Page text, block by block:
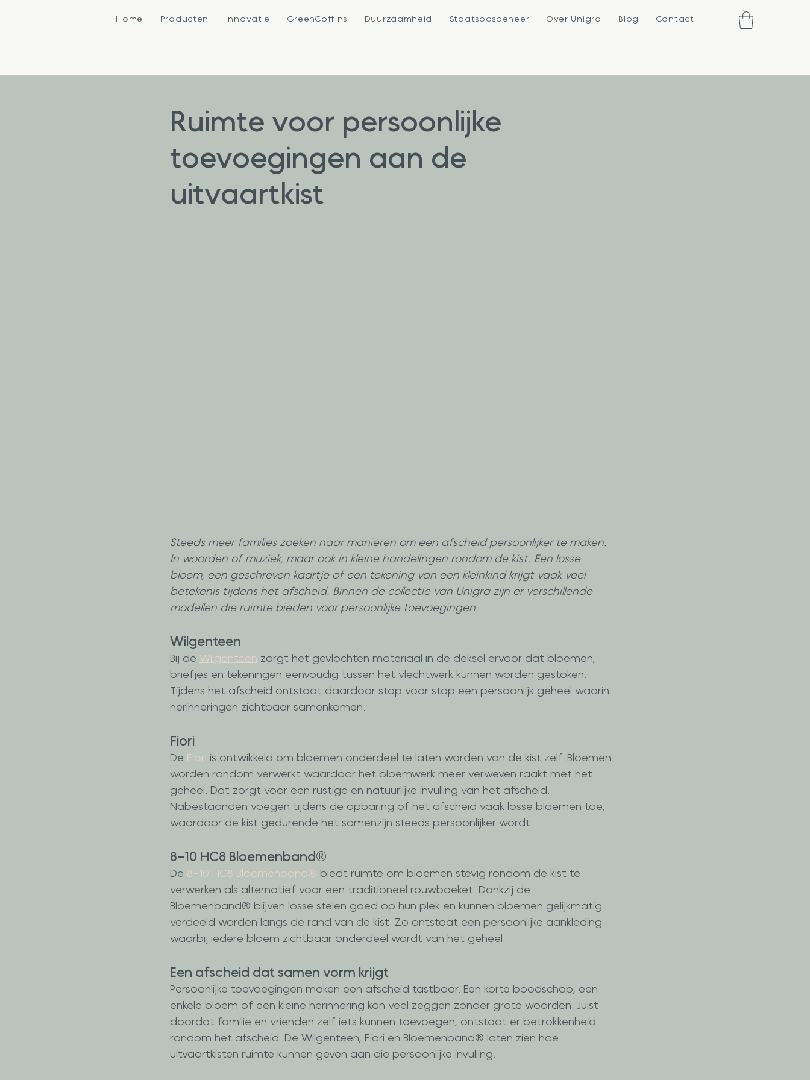
Home Producten Innovatie GreenCoffins Duurzaamheid Staatsbosbeheer Over Unigra Blog Contact
Ruimte voor persoonlijke
toevoegingen aan de
uitvaartkist
Steeds meer families zoeken naar manieren om een afscheid persoonlijker te maken.
In woorden of muziek, maar ook in kleine handelingen rondom de kist. Een losse
bloem, een geschreven kaartje of een tekening van een kleinkind krijgt vaak veel
betekenis tijdens het afscheid. Binnen de collectie van Unigra zijn er verschillende
modellen die ruimte bieden voor persoonlijke toevoegingen.
Wilgenteen
Bij de Wilgenteen zorgt het gevlochten materiaal in de deksel ervoor dat bloemen,
briefjes en tekeningen eenvoudig tussen het vlechtwerk kunnen worden gestoken.
Tijdens het afscheid ontstaat daardoor stap voor stap een persoonlijk geheel waarin
herinneringen zichtbaar samenkomen.
Fiori
De Fiori is ontwikkeld om bloemen onderdeel te laten worden van de kist zelf. Bloemen
worden rondom verwerkt waardoor het bloemwerk meer verweven raakt met het
geheel. Dat zorgt voor een rustige en natuurlijke invulling van het afscheid.
Nabestaanden voegen tijdens de opbaring of het afscheid vaak losse bloemen toe,
waardoor de kist gedurende het samenzijn steeds persoonlijker wordt.
8-10 HC8 Bloemenband®
De 8-10 HC8 Bloemenband® biedt ruimte om bloemen stevig rondom de kist te
verwerken als alternatief voor een traditioneel rouwboeket. Dankzij de
Bloemenband® blijven losse stelen goed op hun plek en kunnen bloemen gelijkmatig
verdeeld worden langs de rand van de kist. Zo ontstaat een persoonlijke aankleding
waarbij iedere bloem zichtbaar onderdeel wordt van het geheel.
Een afscheid dat samen vorm krijgt
Persoonlijke toevoegingen maken een afscheid tastbaar. Een korte boodschap, een
enkele bloem of een kleine herinnering kan veel zeggen zonder grote woorden. Juist
doordat familie en vrienden zelf iets kunnen toevoegen, ontstaat er betrokkenheid
rondom het afscheid. De Wilgenteen, Fiori en Bloemenband® laten zien hoe
uitvaartkisten ruimte kunnen geven aan die persoonlijke invulling.